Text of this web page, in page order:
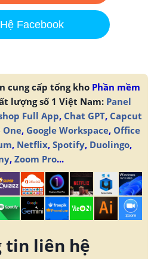
Facebook
cung cấp tổng kho Phần mềm
lượng số 1 Việt Nam: Panel
Full App, Chat GPT, Capcut
One, Google Workspace, Office
, Netflix, Spotify, Duolingo,
, Zoom Pro...
tin liên hệ